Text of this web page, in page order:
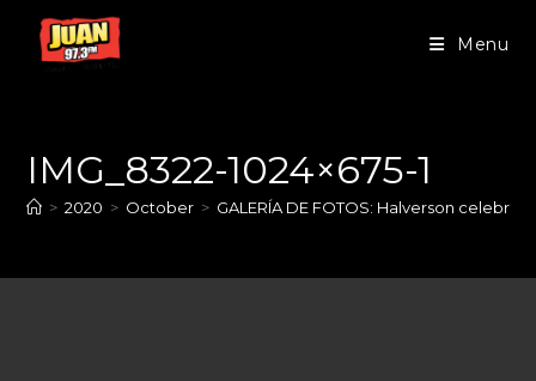
Menu
IMG_8322-1024×675-1
> 2020 > October > GALERÍA DE FOTOS: Halverson